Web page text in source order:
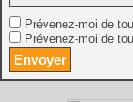
Prévenez-moi de
Prévenez-moi de